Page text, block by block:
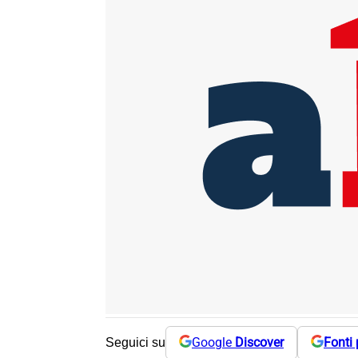
Seguici su Google Discover Fonti